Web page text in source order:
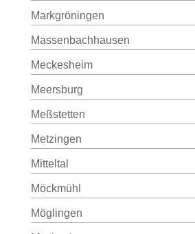
Markgröningen
Massenbachhausen
Meckesheim
Meersburg
Meßstetten
Metzingen
Mitteltal
Möckmühl
Möglingen